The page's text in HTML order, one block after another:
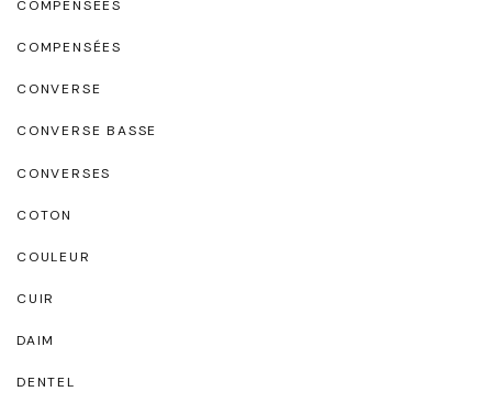
COMPENSEES
COMPENSÉES
CONVERSE
CONVERSE BASSE
CONVERSES
COTON
COULEUR
CUIR
DAIM
DENTEL